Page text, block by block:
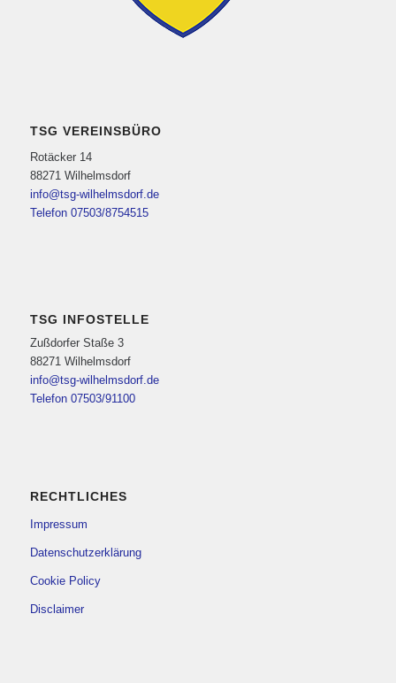
TSG VEREINSBÜRO
Rotäcker 14
88271 Wilhelmsdorf
info@tsg-wilhelmsdorf.de
Telefon 07503/8754515
TSG INFOSTELLE
Zußdorfer Staße 3
88271 Wilhelmsdorf
info@tsg-wilhelmsdorf.de
Telefon 07503/91100
RECHTLICHES
Impressum
Datenschutzerklärung
Cookie Policy
Disclaimer